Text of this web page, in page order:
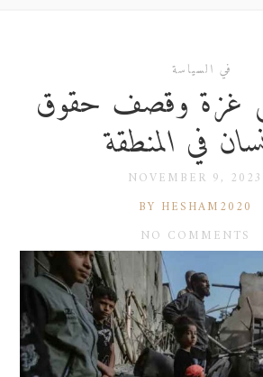
في السياسة
غزة وقصف حقوق
في المنطقة
NOVEMBER 9, 2023
BY HESHAM2020
NO COMMENTS